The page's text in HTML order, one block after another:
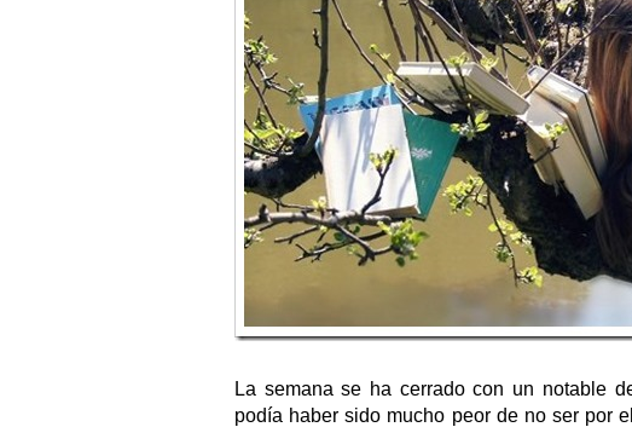
La semana se ha cerrado con un notable
podía haber sido mucho peor de no ser por